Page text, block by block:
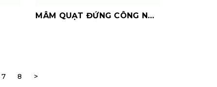
MÂM QUẠT ĐỨNG CÔNG NGHIỆP
7 8 >